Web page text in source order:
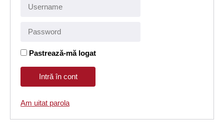
Pastrează-mă logat
Am uitat parola